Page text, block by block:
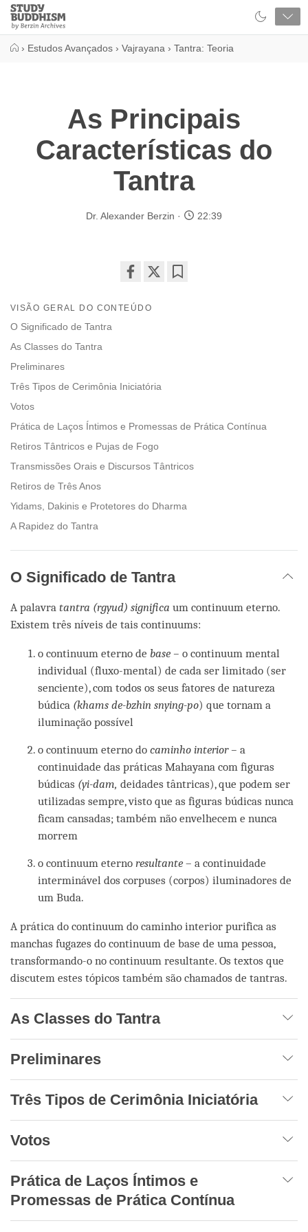
Close
Study
Buddhism
› Estudos Avançados › Vajrayana › Tantra: Teoria
As Principais
Características do
Tantra
Dr. Alexander Berzin 22:39
on
VISÃO GERAL DO CONTEÚDO
O Significado de Tantra
As Classes do Tantra
Preliminares
Três Tipos de Cerimônia Iniciatória
Votos
Prática de Laços Íntimos e Promessas de Prática Contínua
Retiros Tântricos e Pujas de Fogo
Transmissões Orais e Discursos Tântricos
Retiros de Três Anos
Yidams, Dakinis e Protetores do Dharma
A Rapidez do Tantra
O Significado de Tantra
A palavra tantra (rgyud) significa um continuum eterno.
Existem três níveis de tais continuums:
o continuum eterno de base – o continuum mental
individual (fluxo-mental) de cada ser limitado (ser
senciente), com todos os seus fatores de natureza
búdica (khams de-bzhin snying-po) que tornam a
iluminação possível
o continuum eterno docaminho interior –a
continuidade das práticas Mahayana com figuras
búdicas (yi-dam, deidades tântricas), que podem ser
utilizadas sempre, visto que as figuras búdicas nunca
ficam cansadas; também não envelhecem e nunca
morrem
o continuum eternoresultante – a continuidade
interminável dos corpuses (corpos) iluminadores de
um Buda.
A prática do continuum do caminho interior purifica as
manchas fugazes do continuum de base de uma pessoa,
transformando-o no continuum resultante. Os textos que
discutem estes tópicos também são chamados de tantras.
As Classes do Tantra
Preliminares
Três Tipos de Cerimônia Iniciatória
Votos
Prática de Laços Íntimos e
Promessas de Prática Contínua